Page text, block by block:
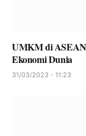
UMKM di
Ekonomi Dunia
31/03/2023 - 11:23